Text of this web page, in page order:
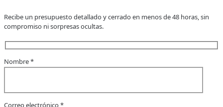
Recibe un presupuesto detallado y cerrado en menos de 48 horas, sin
compromiso ni sorpresas ocultas.
Nombre *
Correo electrónico *